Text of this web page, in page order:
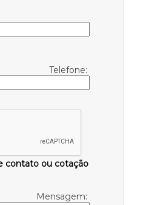
Telefone:
contato ou cotação
Mensagem: